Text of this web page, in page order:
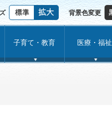
背景色変更
子育て・教育 医療・福祉